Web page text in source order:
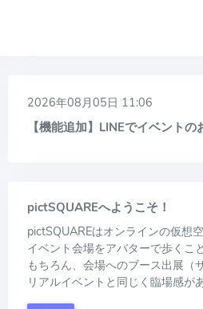
2026年08月05日 11:06
【機能追加】LINEでイベント
pictSQUAREへようこそ！
pictSQUAREはオンラインの仮想
イベント会場をアバターで歩くこ
もちろん、会場へのブース出展（
リアルイベントと同じく臨場感が